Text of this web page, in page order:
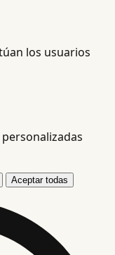
los usuarios
Aceptar todas